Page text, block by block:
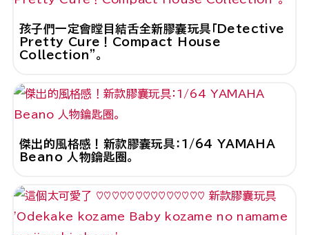
孩子們一定會瞠目結舌全新膠囊玩具「Detective
Pretty Cure！Compact House
Collection"。
傑出的風格感！新款膠囊玩具：1/64 YAMAHA
Beano 人物鑰匙圈。